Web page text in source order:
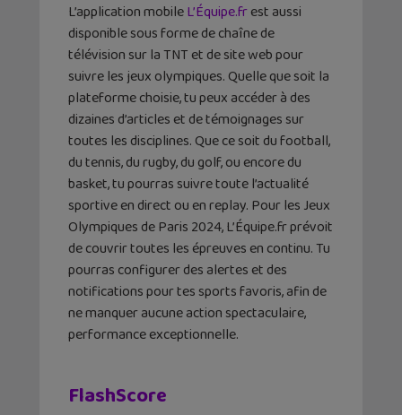
L’application mobileL’Équipe.frest aussi
disponible sous forme de chaîne de
télévision sur la TNT et de site web pour
suivre les jeux olympiques. Quelle que soit la
plateforme choisie, tu peux accéder à des
dizaines d’articles et de témoignages sur
toutes les disciplines. Que ce soit du football,
du tennis, du rugby, du golf, ou encore du
basket, tu pourras suivre toute l’actualité
sportive en direct ou en replay. Pour les Jeux
Olympiques de Paris 2024, L’Équipe.fr prévoit
de couvrir toutes les épreuves en continu. Tu
pourras configurer des alertes et des
notifications pour tes sports favoris, afin de
ne manquer aucune action spectaculaire,
performance exceptionnelle.
FlashScore